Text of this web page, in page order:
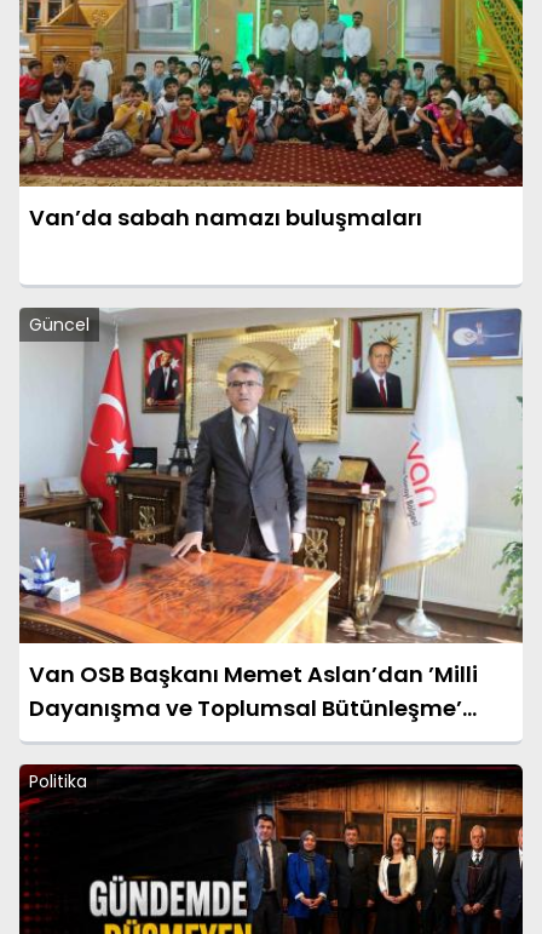
Van’da sabah namazı buluşmaları
Güncel
Van OSB Başkanı Memet Aslan’dan ’Milli
Dayanışma ve Toplumsal Bütünleşme’
kanun teklifine destek
Politika